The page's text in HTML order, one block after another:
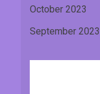
October 2023
September 2023